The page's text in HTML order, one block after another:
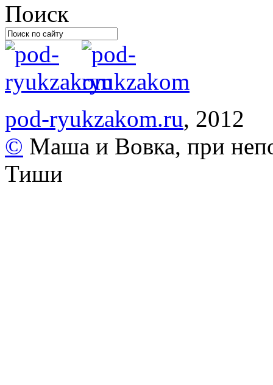
pod-ryukzakom.ru, 2012
© Маша и Вовка, при
Тиши